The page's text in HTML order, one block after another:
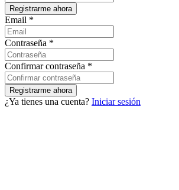
Email *
Contraseña *
Confirmar contraseña *
¿Ya tienes una cuenta? Iniciar sesión